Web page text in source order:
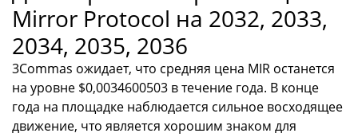
Mirror Protocol на 2032, 2033,
2034, 2035, 2036
3Commas ожидает, что средняя цена MIR останется
на уровне $0,0034600503 в течение года. В конце
года на площадке наблюдается сильное восходящее
движение, что является хорошим знаком для